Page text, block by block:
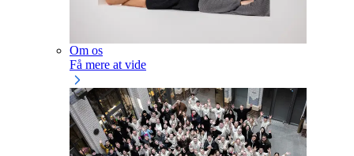
Om os
Få mere at vide